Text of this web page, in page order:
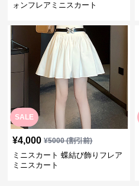
ォンフレアミニスカート
SALE
¥4,000 ¥5000(割引前)
ミニスカート 蝶結び飾りフレア
ミニスカート